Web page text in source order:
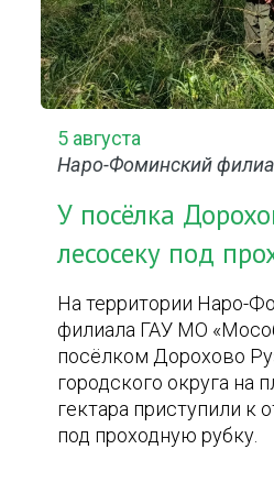
5 августа
Наро-Фоминский
У посёлка
лесосеку под
На территории Наро-
филиала ГАУ МО
посёлком Дорохово
городского округа на
гектара приступили к
под проходную рубку.